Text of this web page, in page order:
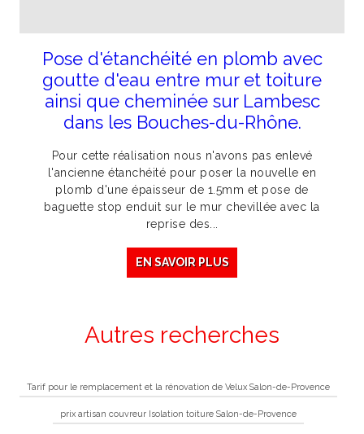
Pose d'étanchéité en plomb avec
goutte d'eau entre mur et toiture
ainsi que cheminée sur Lambesc
dans les Bouches-du-Rhône.
Pour cette réalisation nous n'avons pas enlevé
l'ancienne étanchéité pour poser la nouvelle en
plomb d'une épaisseur de 1.5mm et pose de
baguette stop enduit sur le mur chevillée avec la
reprise des...
EN SAVOIR PLUS
Autres recherches
Tarif pour le remplacement et la rénovation de Velux Salon-de-Provence
prix artisan couvreur Isolation toiture Salon-de-Provence